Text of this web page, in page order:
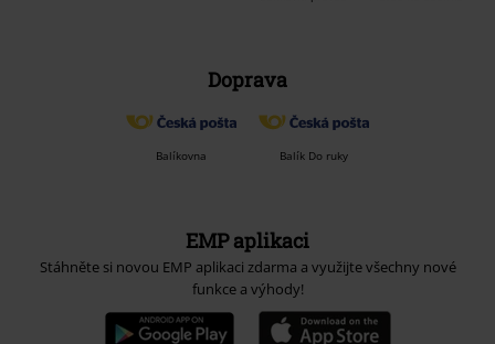
Doprava
Balíkovna Balík Do ruky
EMP aplikaci
Stáhněte si novou EMP aplikaci zdarma a využijte všechny nové
funkce a výhody!